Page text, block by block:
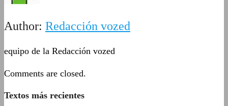
Author: Redacción vozed
equipo de la Redacción vozed
Comments are closed.
Textos más recientes